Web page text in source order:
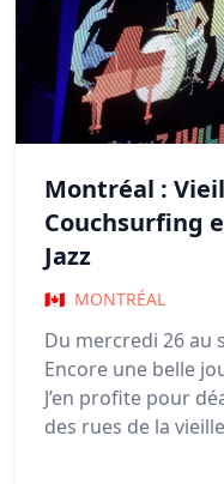
Montréal :
Couchsurfing
Jazz
🇨🇦 MONTRÉAL
Du mercredi 26 au
Encore une belle
J’en profite pour
des rues de la